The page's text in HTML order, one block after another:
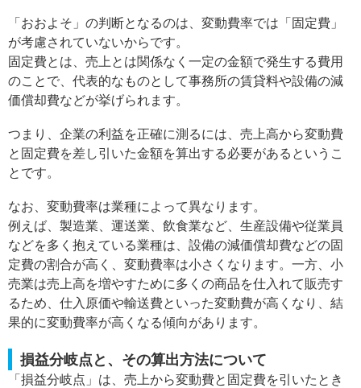
「おおよそ」の判断となるのは、変動費率では「固定費」
が考慮されていないからです。
固定費とは、売上とは関係なく一定の金額で発生する費用
のことで、代表的なものとして事務所の賃貸料や設備の減
価償却費などが挙げられます。
つまり、企業の利益を正確に測るには、売上高から変動費
と固定費を差し引いた金額を算出する必要があるというこ
とです。
なお、変動費率は業種によって異なります。
例えば、製造業、運送業、飲食業など、生産設備や従業員
などを多く抱えている業種は、設備の減価償却費などの固
定費の割合が高く、変動費率は小さくなります。一方、小
売業は売上高を増やすために多くの商品を仕入れて販売す
るため、仕入原価や輸送費といった変動費が高くなり、結
果的に変動費率が高くなる傾向があります。
損益分岐点と、その算出方法について
「損益分岐点」は、売上から変動費と固定費を引いたとき